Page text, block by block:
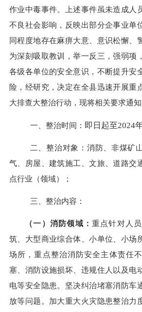
作业中毒事件。上述事件虽未造成人
不良社会影响，反映出部分企事业单
同程度地存在麻痹大意、意识松懈、
为深刻吸取教训，举一反三，强弱项
各级各单位的安全意识，不断提升安
险，经研究，决定在全县迅速开展重
大排查大整治行动，现将相关要求通知
一、整治时间： 即日起至2024
二、整治对象： 消防、非煤矿
气、房屋、建筑施工、文旅、道路交
点行业（领域）；
三、整治内容：
（一）消防领域： 重点针对人
筑、大型商业综合体、小单位、小场
场所，重点整治消防安全主体责任
塞、消防设施损坏、违规住人以及电
电等安全隐患。坚决纠治堵塞消防车
放等问题。加大重大火灾隐患整治力